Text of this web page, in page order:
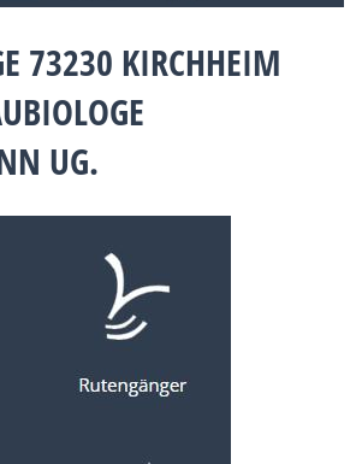
73230 KIRCHHEIM
UG.